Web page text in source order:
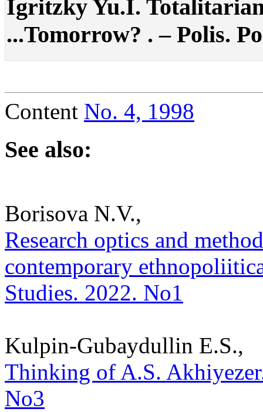
Igritzky Yu.I.
...Tomorrow? . – Polis.
Content No. 4, 1998
See also:
Borisova N.V.,
Research optics and
contemporary
Studies. 2022. No1
Kulpin-Gubaydullin E.S.,
Thinking of A.S.
No3